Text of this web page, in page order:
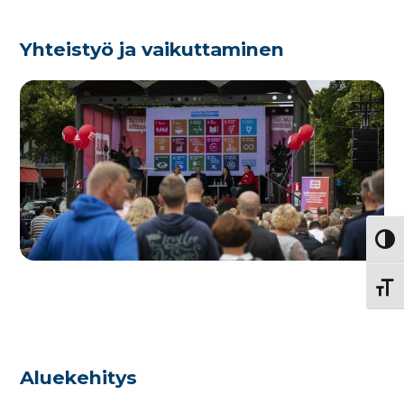
Yhteistyö ja vaikuttaminen
Aluekehitys